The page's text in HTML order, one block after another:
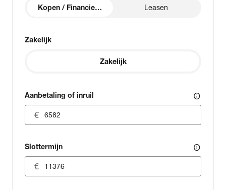
Kopen / Financieren Leasen
Zakelijk
Zakelijk
Aanbetaling of inruil info
Slottermijn info